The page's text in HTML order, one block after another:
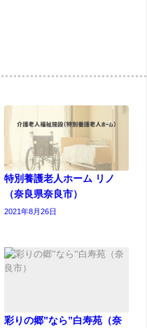
特別養護老人ホーム リノ
（奈良県奈良市）
2021年8月26日
彩りの郷”なら”白寿苑（奈